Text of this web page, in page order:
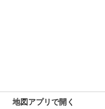
地図アプリで開く